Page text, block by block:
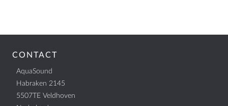
CONTACT
AquaSound
Habraken 2145
5507TE Veldhoven